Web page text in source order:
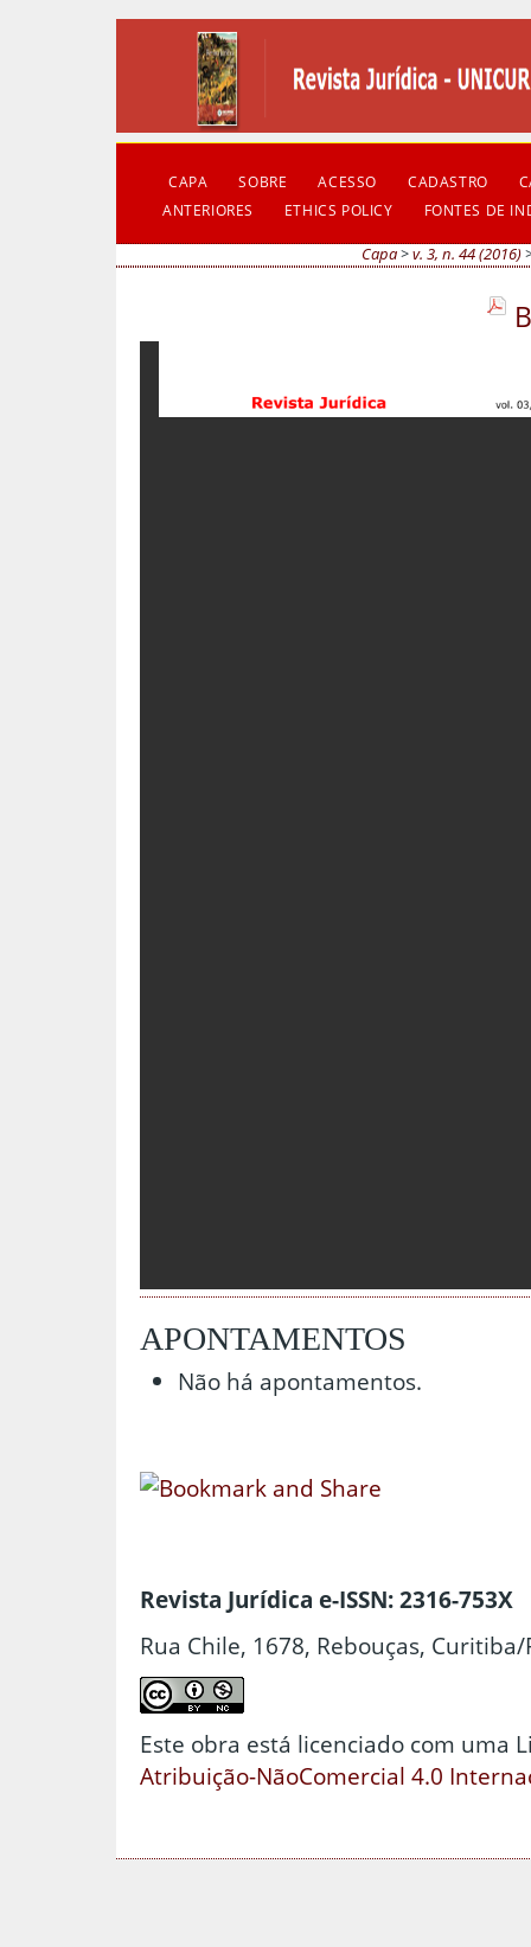
CAPA SOBRE ACESSO CADASTRO
ANTERIORES
ETHICS POLICY FONTES DE
Capa>v. 3, n. 44 (2016)
APONTAMENTOS
Não há apontamentos.
Revista Jurídica e-ISSN: 2316-753X
Rua Chile, 1678, Rebouças, Curitiba/
Este obra está licenciado com uma
Atribuição-NãoComercial 4.0